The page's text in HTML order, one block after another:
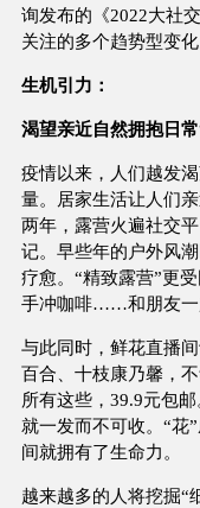
询发布的《2022大社
关注的多个趋势型变化
生机引力：
渴望亲近自然拥抱日
疫情以来，人们越发
量。居家生活让人们
两年，露营火遍社交
记。早些年的户外风
疗愈。“精致露营”更
手冲咖啡……和朋友一
与此同时，鲜花直播
百合、十枝康乃馨，
所有这些，39.9元包
就一发而不可收。“花
间就拥有了生命力。
越来越多的人将挖掘“